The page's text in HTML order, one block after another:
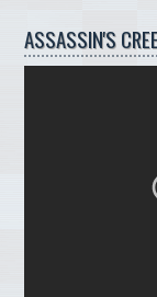
ASSASSIN'S